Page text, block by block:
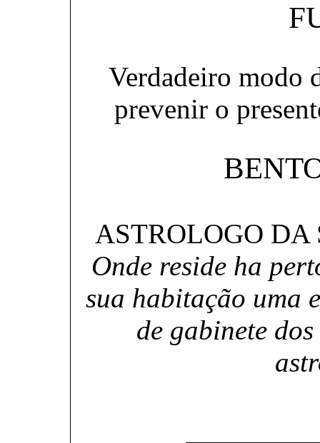
Verdadeiro modo
prevenir o
ASTROLOGO
Onde reside ha
sua habitação uma
de gabinete